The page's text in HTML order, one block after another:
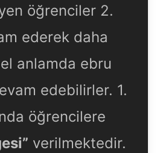
öğrenciler 2.
ederek daha
anlamda ebru
edebilirler. 1.
öğrencilere
verilmektedir.